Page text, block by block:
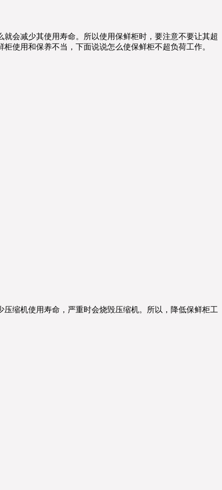
会减少其使用寿命。所以使用保鲜柜时，要注意不要让其超
使用和保养不当，下面说说怎么使保鲜柜不超负荷工作。
缩机使用寿命，严重时会烧毁压缩机。所以，降低保鲜柜工